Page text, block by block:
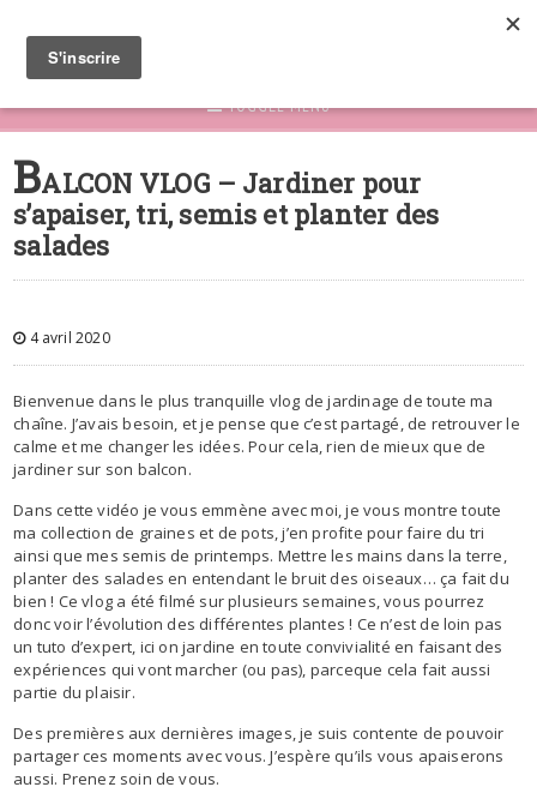
TOGGLE MENU
BALCON VLOG – Jardiner pour
s’apaiser, tri, semis et planter des
salades
4 avril 2020
Bienvenue dans le plus tranquille vlog de jardinage de toute ma
chaîne. J’avais besoin, et je pense que c’est partagé, de retrouver le
calme et me changer les idées. Pour cela, rien de mieux que de
jardiner sur son balcon.
Dans cette vidéo je vous emmène avec moi, je vous montre toute
ma collection de graines et de pots, j’en profite pour faire du tri
ainsi que mes semis de printemps. Mettre les mains dans la terre,
planter des salades en entendant le bruit des oiseaux… ça fait du
bien ! Ce vlog a été filmé sur plusieurs semaines, vous pourrez
donc voir l’évolution des différentes plantes ! Ce n’est de loin pas
un tuto d’expert, ici on jardine en toute convivialité en faisant des
expériences qui vont marcher (ou pas), parceque cela fait aussi
partie du plaisir.
Des premières aux dernières images, je suis contente de pouvoir
partager ces moments avec vous. J’espère qu’ils vous apaiserons
aussi. Prenez soin de vous.